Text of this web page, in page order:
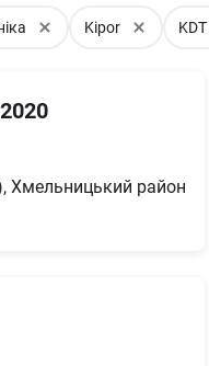
Kipor
Хмельницький район